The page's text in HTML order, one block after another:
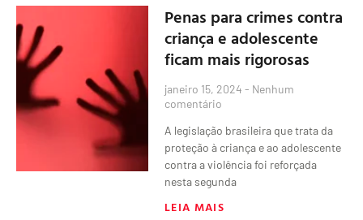
Penas para crimes contra
criança e adolescente
ficam mais rigorosas
janeiro 15, 2024 Nenhum
comentário
A legislação brasileira que trata da
proteção à criança e ao adolescente
contra a violência foi reforçada
nesta segunda
LEIA MAIS